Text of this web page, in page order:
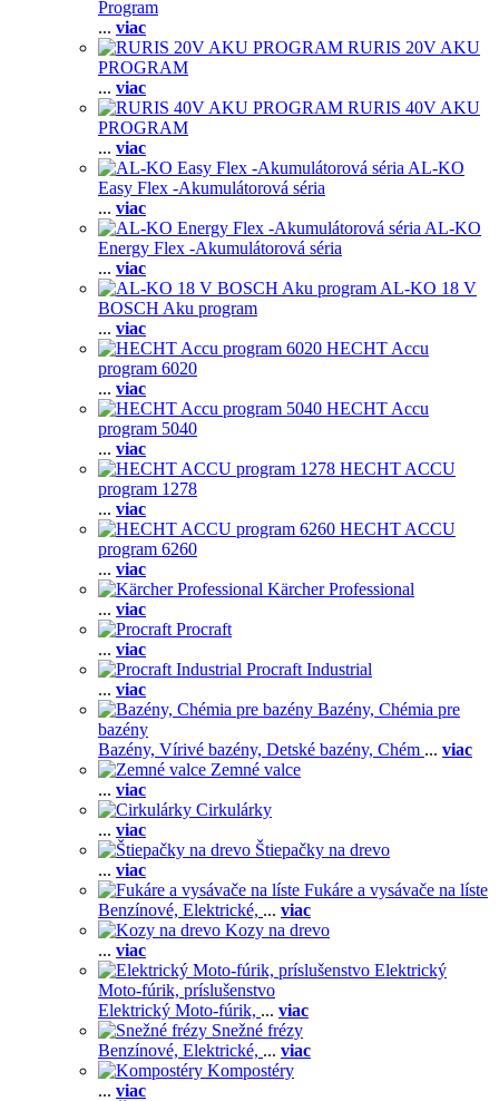
Program
... viac
RURIS 20V AKU
PROGRAM
... viac
RURIS 40V AKU
PROGRAM
... viac
AL-KO
Easy Flex -Akumulátorová séria
... viac
AL-KO
Energy Flex -Akumulátorová séria
... viac
AL-KO 18 V
BOSCH Aku program
... viac
HECHT Accu
program 6020
... viac
HECHT Accu
program 5040
... viac
HECHT ACCU
program 1278
... viac
HECHT ACCU
program 6260
... viac
Kärcher Professional
... viac
Procraft
... viac
Procraft Industrial
... viac
Bazény, Chémia pre
bazény
Bazény, Vírivé bazény, Detské bazény, Chém ... viac
Zemné valce
... viac
Cirkulárky
... viac
Štiepačky na drevo
... viac
Fukáre a vysávače na líste
Benzínové, Elektrické, ... viac
Kozy na drevo
... viac
Elektrický
Moto-fúrik, príslušenstvo
Elektrický Moto-fúrik, ... viac
Snežné frézy
Benzínové, Elektrické, ... viac
Kompostéry
... viac